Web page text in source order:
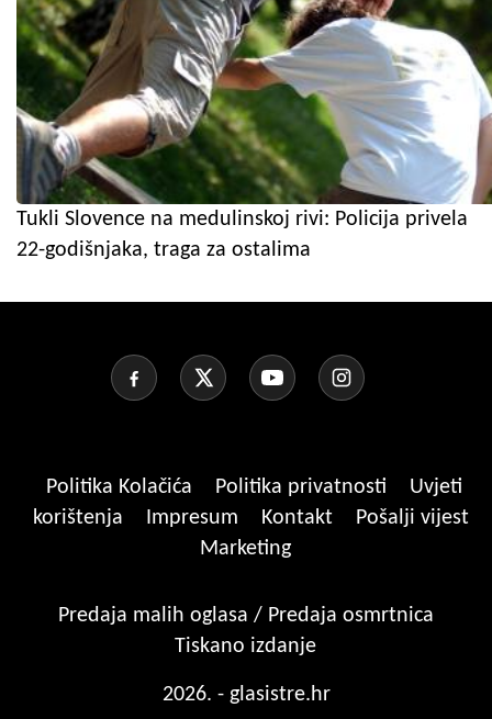
Tukli Slovence na medulinskoj rivi: Policija privela
22-godišnjaka, traga za ostalima
Politika Kolačića Politika privatnosti
Uvjeti
korištenja
Impresum Kontakt
Pošalji vijest
Marketing
Predaja malih oglasa / Predaja osmrtnica
Tiskano izdanje
2026. - glasistre.hr